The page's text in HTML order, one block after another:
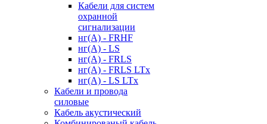
Кабели для систем
охранной
сигнализации
нг(A) - FRHF
нг(A) - LS
нг(А) - FRLS
нг(А) - FRLS LTx
нг(А) - LS LTx
Кабели и провода
силовые
Кабель акустический